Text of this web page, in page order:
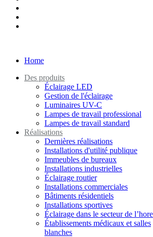
Home
Des produits
Éclairage LED
Gestion de l'éclairage
Luminaires UV-C
Lampes de travail professional
Lampes de travail standard
Réalisations
Dernières réalisations
Installations d'utilité publique
Immeubles de bureaux
Installations industrielles
Éclairage routier
Installations commerciales
Bâtiments résidentiels
Installations sportives
Éclairage dans le secteur de
Établissements médicaux et salles
blanches